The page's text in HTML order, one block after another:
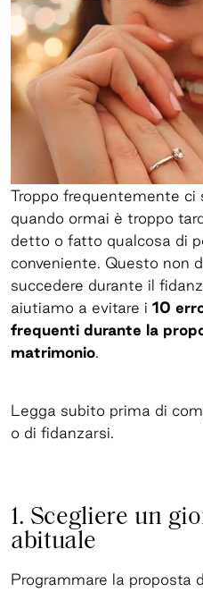
Troppo frequentemente ci
quando ormai è troppo
detto o fatto qualcosa di
conveniente. Questo non
succedere durante il
aiutiamo a evitare i 10
frequenti durante la
matrimonio.
Legga subito prima di
o di fidanzarsi.
1. Scegliere un
abituale
Programmare la proposta